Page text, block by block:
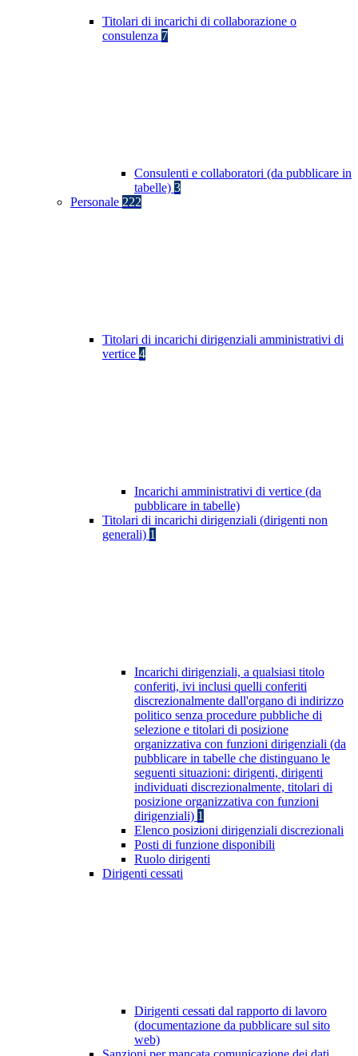
Titolari di incarichi di collaborazione o
consulenza 7
Consulenti e collaboratori (da pubblicare in
tabelle) 3
Personale 222
Titolari di incarichi dirigenziali amministrativi di
vertice 4
Incarichi amministrativi di vertice (da
pubblicare in tabelle)
Titolari di incarichi dirigenziali (dirigenti non
generali) 1
Incarichi dirigenziali, a qualsiasi titolo
conferiti, ivi inclusi quelli conferiti
discrezionalmente dall'organo di indirizzo
politico senza procedure pubbliche di
selezione e titolari di posizione
organizzativa con funzioni dirigenziali (da
pubblicare in tabelle che distinguano le
seguenti situazioni: dirigenti, dirigenti
individuati discrezionalmente, titolari di
posizione organizzativa con funzioni
dirigenziali) 1
Elenco posizioni dirigenziali discrezionali
Posti di funzione disponibili
Ruolo dirigenti
Dirigenti cessati
Dirigenti cessati dal rapporto di lavoro
(documentazione da pubblicare sul sito
web)